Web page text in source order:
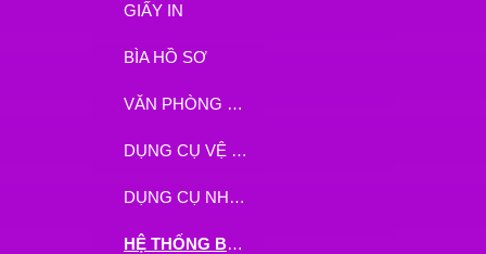
GIẤY IN
BÌA HỒ SƠ
VĂN PHÒNG PHẨM
DỤNG CỤ VỆ SINH
DỤNG CỤ NHÀ BẾP
HỆ THỐNG BHX - TGDĐ ĐẶT HÀNG TẠI ĐÂY